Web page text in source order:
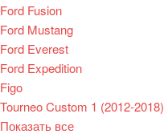
Ford Fusion
Ford Mustang
Ford Everest
Ford Expedition
Figo
Tourneo Custom 1 (2012-2018)
Показать все